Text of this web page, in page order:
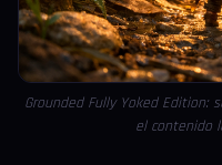
Grounded Fully Yoked Edition:
el contenido